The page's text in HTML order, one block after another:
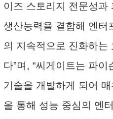
이즈 스토리지 전문성과
생산능력을 결합해 엔터
의 지속적으로 진화하는
다”며, “씨게이트는 파
기술을 개발하게 되어
을 통해 성능 중심의 엔